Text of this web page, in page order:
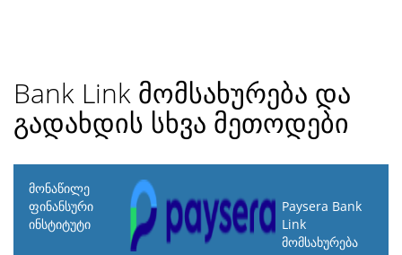
Bank Link მომსახურება და
გადახდის სხვა მეთოდები
მონაწილე
ფინანსური
ინსტიტუტი
Paysera Bank
Link
მომსახურება